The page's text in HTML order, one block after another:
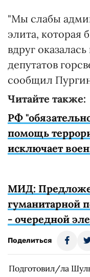
"Мы слабы
элита, которая
вдруг
депутатов
сообщил
Читайте также:
РФ
помощь
исключает
МИД:
гуманитарной
- очередной
Поделиться
Подготовил/ла